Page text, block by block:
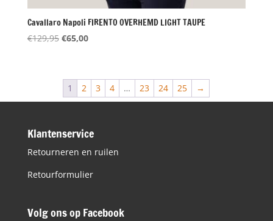
Cavallaro Napoli FIRENTO OVERHEMD LIGHT TAUPE
€129,95 Oorspronkelijke
€129,95.
€65,00Huidige
€65,00.
1 2 3 4 … 23 24 25 →
Klantenservice
Retourneren en ruilen
Retourformulier
Volg ons op Facebook